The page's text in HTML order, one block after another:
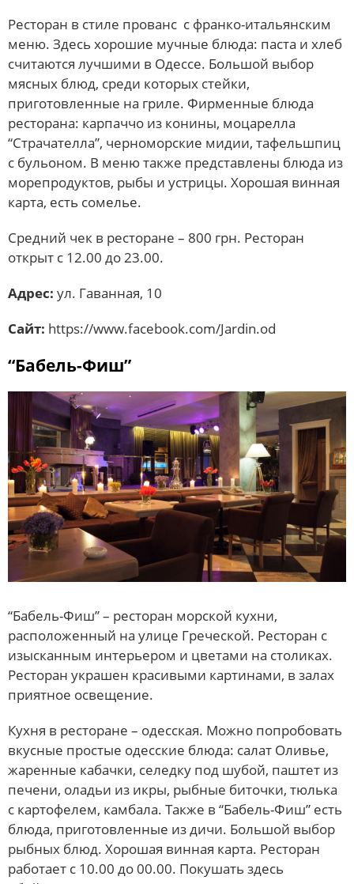
Ресторан в стиле прованс с франко-итальянским
меню. Здесь хорошие мучные блюда: паста и хлеб
считаются лучшими в Одессе. Большой выбор
мясных блюд, среди которых стейки,
приготовленные на гриле. Фирменные блюда
ресторана: карпаччо из конины, моцарелла
“Страчателла”, черноморские мидии, тафельшпиц
с бульоном. В меню также представлены блюда из
морепродуктов, рыбы и устрицы. Хорошая винная
карта, есть сомелье.
Средний чек в ресторане – 800 грн. Ресторан
открыт с 12.00 до 23.00.
Адрес: ул. Гаванная, 10
Сайт: https://www.facebook.com/Jardin.od
“Бабель-Фиш”
“Бабель-Фиш” – ресторан морской кухни,
расположенный на улице Греческой. Ресторан с
изысканным интерьером и цветами на столиках.
Ресторан украшен красивыми картинами, в залах
приятное освещение.
Кухня в ресторане – одесская. Можно попробовать
вкусные простые одесские блюда: салат Оливье,
жаренные кабачки, селедку под шубой, паштет из
печени, оладьи из икры, рыбные биточки, тюлька
с картофелем, камбала. Также в “Бабель-Фиш” есть
блюда, приготовленные из дичи. Большой выбор
рыбных блюд. Хорошая винная карта. Ресторан
работает с 10.00 до 00.00. Покушать здесь